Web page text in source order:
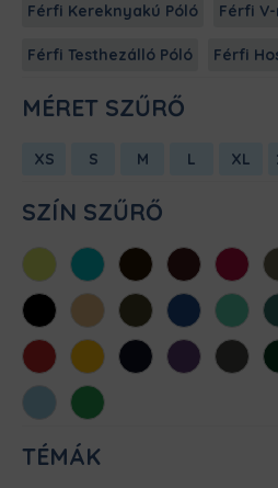
Férfi Kereknyakú Póló Férfi
Férfi Testhezálló Póló Férfi
MÉRET SZŰRŐ
XS S M L XL
SZÍN SZŰRŐ
AlmazöldAtollkékBarnaBordóChili
FeketeHomokKhaki KirálykékMenta
Piros SárgaSötétkékSötétlila
Világoskék
Zöld
TÉMÁK